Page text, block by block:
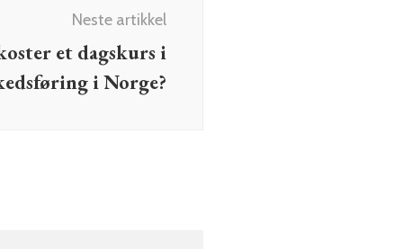
Neste artikkel
et dagskurs i
i Norge?